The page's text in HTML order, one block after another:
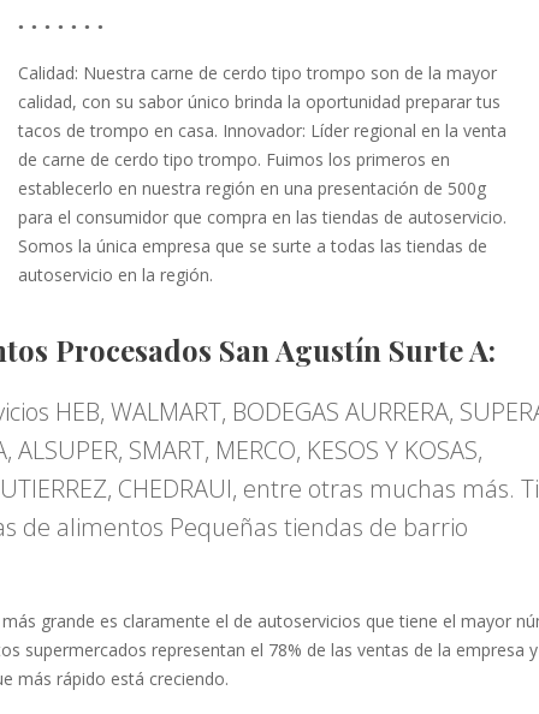
Calidad: Nuestra carne de cerdo tipo trompo son de la mayor
calidad, con su sabor único brinda la oportunidad preparar tus
tacos de trompo en casa. Innovador: Líder regional en la venta
de carne de cerdo tipo trompo. Fuimos los primeros en
establecerlo en nuestra región en una presentación de 500g
para el consumidor que compra en las tiendas de autoservicio.
Somos la única empresa que se surte a todas las tiendas de
autoservicio en la región.
Procesados San Agustín Surte A:
HEB, WALMART, BODEGAS AURRERA,
ALSUPER, SMART, MERCO, KESOS Y KOSAS,
CHEDRAUI, entre otras muchas más.
de alimentos Pequeñas tiendas de barrio
grande es claramente el de autoservicios que tiene el mayor
supermercados representan el 78% de las ventas de la empresa
más rápido está creciendo.